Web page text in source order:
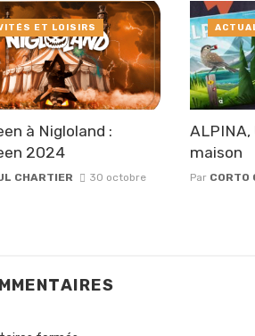
à Nigloland :
2024
CHARTIER
30 octobre
ET LOISIRS
ALPINA,
maison
Par CORTO